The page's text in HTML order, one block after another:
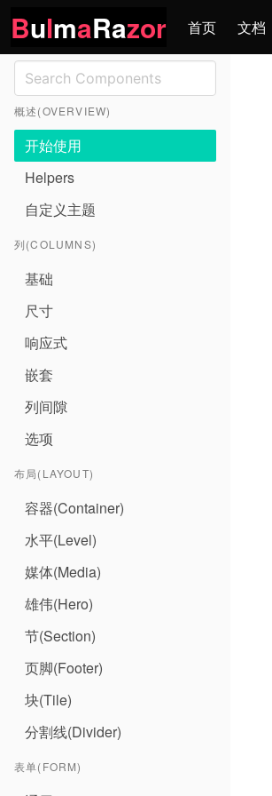
BulmaRazor 首页 文档
概述(OVERVIEW)
开始使用
Helpers
自定义主题
列(COLUMNS)
基础
尺寸
响应式
嵌套
列间隙
选项
布局(LAYOUT)
容器(Container)
水平(Level)
媒体(Media)
雄伟(Hero)
节(Section)
页脚(Footer)
块(Tile)
分割线(Divider)
表单(FORM)